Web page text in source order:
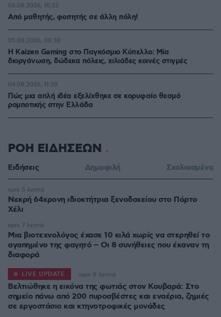
Από μαθητής, φοιτητής σε άλλη πόλη!
06.08.2026, 10:52
H Kaizen Gaming στο Παγκόσμιο Kύπελλο: Μία
διοργάνωση, δώδεκα πόλεις, χιλιάδες κοινές στιγμές
05.08.2026, 08:38
Πώς μια απλή ιδέα εξελίχθηκε σε κορυφαίο θεσμό
ρομποτικής στην Ελλάδα
04.08.2026, 11:20
ΡΟΗ ΕΙΔΗΣΕΩΝ
Ειδήσεις Δημοφιλή Σχολιασμένα
Νεκρή 64χρονη ιδιοκτήτρια ξενοδοχείου στο Πόρτο
Χέλι
πριν 5 λεπτά
Μια βιοτεχνολόγος έχασε 10 κιλά χωρίς να στερηθεί το
αγαπημένο της φαγητό – Οι 8 συνήθειες που έκαναν τη
διαφορά
πριν 7 λεπτά
Βελτιώθηκε η εικόνα της φωτιάς στον Κουβαρά: Στο
σημείο πάνω από 200 πυροσβέστες και εναέρια, ζημιές
σε εργοστάσιο και κτηνοτροφικές μονάδες
LIVE UPDATE πριν 8 λεπτά